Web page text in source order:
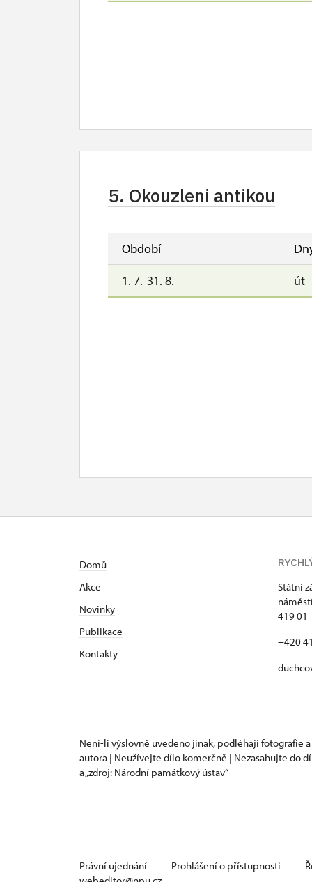
5. Okouzleni antikou
Období
1. 7.-31. 8.
Domů
Akce
Novinky
Publikace
Kontakty
Státní
419 01
+420
Není-li výslovně uvedeno jinak, podléhají fotografie
autora | Neužívejte dílo komerčně | Nezasahujte do
a „zdroj: Národní památkový ústav“
Právní ujednání Prohlášení o přístupnosti